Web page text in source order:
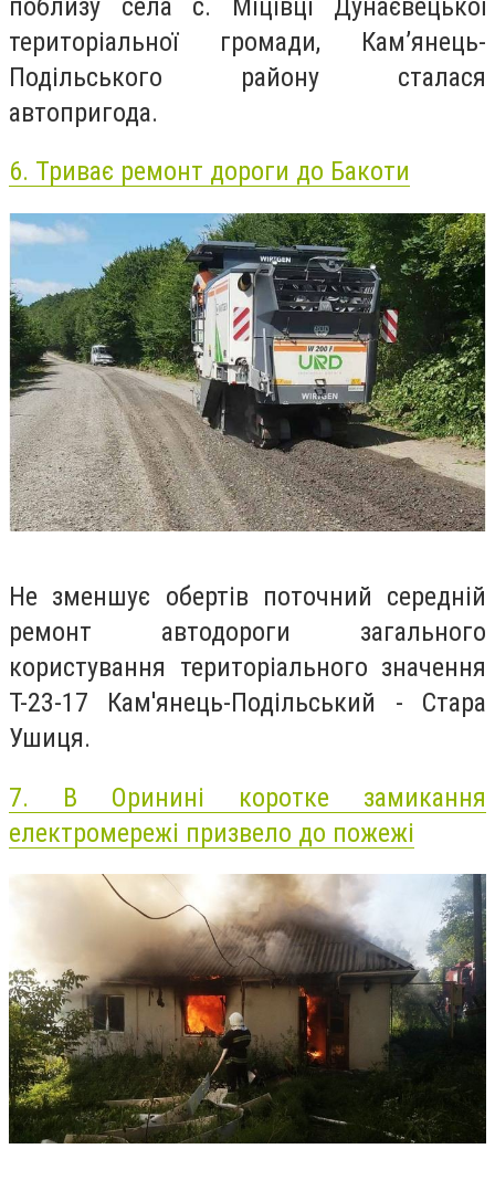
територіальної громади, Кам’янець-
Подільського району сталася
автопригода.
6. Триває ремонт дороги до Бакоти
Не зменшує обертів поточний середній
ремонт автодороги загального
користування територіального значення
Т-23-17 Кам'янець-Подільський - Стара
Ушиця.
7. В Оринині коротке замикання
електромережі призвело до пожежі